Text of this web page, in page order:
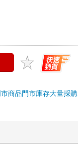
商品門市庫存大量採購